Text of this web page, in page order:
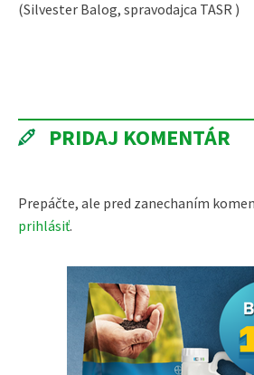
(Silvester Balog, spravodajca TASR )
PRIDAJ KOMENTÁR
Prepáčte, ale pred zanechaním
prihlásiť.